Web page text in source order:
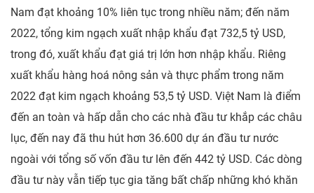
Nam đạt khoảng 10% liên tục trong nhiều năm; đến năm
2022, tổng kim ngạch xuất nhập khẩu đạt 732,5 tỷ USD,
trong đó, xuất khẩu đạt giá trị lớn hơn nhập khẩu. Riêng
xuất khẩu hàng hoá nông sản và thực phẩm trong năm
2022 đạt kim ngạch khoảng 53,5 tỷ USD. Việt Nam là điểm
đến an toàn và hấp dẫn cho các nhà đầu tư khắp các châu
lục, đến nay đã thu hút hơn 36.600 dự án đầu tư nước
ngoài với tổng số vốn đầu tư lên đến 442 tỷ USD. Các dòng
đầu tư này vẫn tiếp tục gia tăng bất chấp những khó khăn